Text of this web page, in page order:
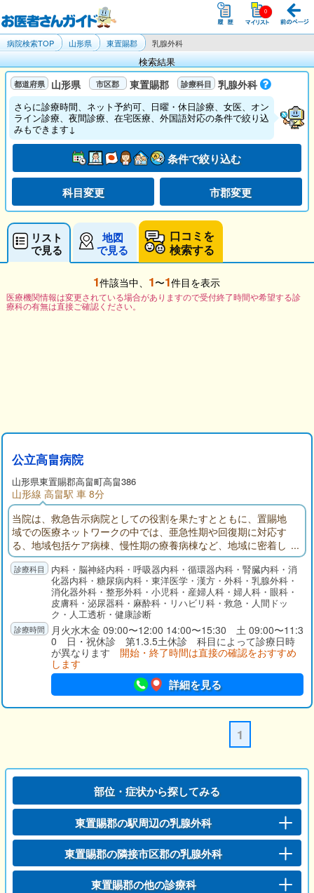
病院検索TOP 山形県 東置賜郡 乳腺外科
検索結果
山形県 東置賜郡 乳腺外科
さらに診療時間、ネット予約可、日曜・休日診療、女医、オン
ライン診療、夜間診療、在宅医療、外国語対応の条件で絞り込
みもできます↓
条件で絞り込む
科目変更 市郡変更
リスト
で見る
地図
で見る
口コミを
検索する
1件該当中、 1〜1件目を表示
医療機関情報は変更されている場合がありますので受付終了時間や希望する診
療科の有無は直接ご確認ください。
公立高畠病院
山形県東置賜郡高畠町高畠386
山形線 高畠駅 車 8分
当院は、救急告示病院としての役割を果たすとともに、置賜地
域での医療ネットワークの中では、亜急性期や回復期に対応す
る、地域包括ケア病棟、慢性期の療養病棟など、地域に密着し
た病院づくりを目指し、取り組んでおります。
内科・脳神経内科・呼吸器内科・循環器内科・腎臓内科・消
化器内科・糖尿病内科・東洋医学・漢方・外科・乳腺外科・
消化器外科・整形外科・小児科・産婦人科・婦人科・眼科・
皮膚科・泌尿器科・麻酔科・リハビリ科・救急・人間ドッ
ク・人工透析・健康診断
月火水木金 09:00〜12:00 14:00〜15:30 土 09:00〜11:3
0 日・祝休診 第1.3.5土休診 科目によって診療日時
が異なります 開始・終了時間は直接の確認をおすすめ
します
詳細を見る
1
部位・症状から探してみる
東置賜郡の駅周辺の乳腺外科
東置賜郡の隣接市区郡の乳腺外科
東置賜郡の他の診療科